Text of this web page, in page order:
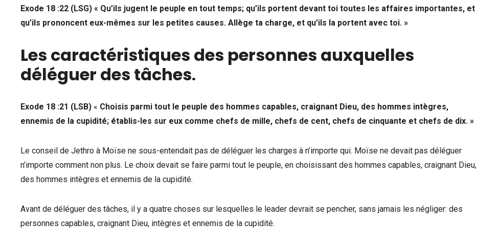
Exode 18 :22 (LSG) « Qu’ils jugent le peuple en tout temps; qu’ils portent devant toi toutes les affaires importantes, et
qu’ils prononcent eux-mêmes sur les petites causes. Allège ta charge, et qu’ils la portent avec toi. »
Les caractéristiques des personnes auxquelles
déléguer des tâches.
Exode 18 :21 (LSB) « Choisis parmi tout le peuple des hommes capables, craignant Dieu, des hommes intègres,
ennemis de la cupidité; établis-les sur eux comme chefs de mille, chefs de cent, chefs de cinquante et chefs de dix. »
Le conseil de Jethro à Moïse ne sous-entendait pas de déléguer les charges à n’importe qui. Moïse ne devait pas déléguer
n’importe comment non plus. Le choix devait se faire parmi tout le peuple, en choisissant des hommes capables, craignant Dieu,
des hommes intègres et ennemis de la cupidité.
Avant de déléguer des tâches, il y a quatre choses sur lesquelles le leader devrait se pencher, sans jamais les négliger: des
personnes capables, craignant Dieu, intègres et ennemis de la cupidité.